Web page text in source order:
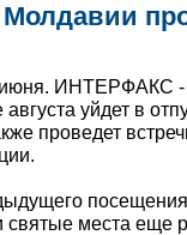
ИНТЕРФАКС -
уйдет в
проведет
святые места